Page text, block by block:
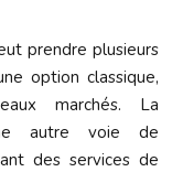
prendre plusieurs
option classique,
marchés. La
autre voie de
des services de